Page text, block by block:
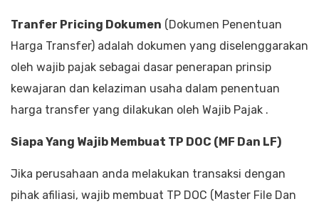
Tranfer Pricing Dokumen (Dokumen Penentuan
Harga Transfer) adalah dokumen yang diselenggarakan
oleh wajib pajak sebagai dasar penerapan prinsip
kewajaran dan kelaziman usaha dalam penentuan
harga transfer yang dilakukan oleh Wajib Pajak .
Siapa Yang Wajib Membuat TP DOC (MF Dan LF)
Jika perusahaan anda melakukan transaksi dengan
pihak afiliasi, wajib membuat TP DOC (Master File Dan